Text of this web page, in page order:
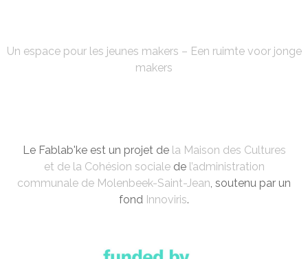
Un espace pour les jeunes makers – Een ruimte voor jonge
makers
Le Fablab'ke est un projet de la Maison des Cultures
et de la Cohésion socialede l’administration
communale de Molenbeek-Saint-Jean , soutenu par un
fond Innoviris.